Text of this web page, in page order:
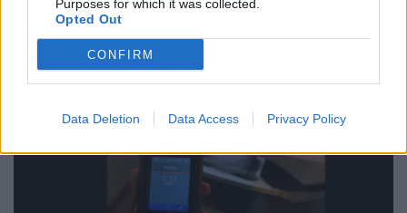
Purposes for which it was collected.
Opted Out
CONFIRM
Data Deletion Data Access Privacy Policy